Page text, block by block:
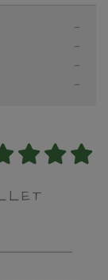
-
-
-
-